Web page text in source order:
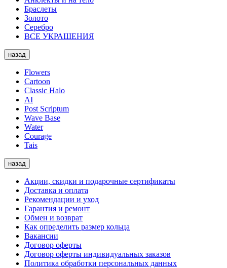
Браслеты
Золото
Серебро
ВСЕ УКРАШЕНИЯ
назад
Flowers
Cartoon
Classic Halo
AI
Post Scriptum
Wave Base
Water
Courage
Tais
назад
Акции, скидки и подарочные сертификаты
Доставка и оплата
Рекомендации и уход
Гарантия и ремонт
Обмен и возврат
Как определить размер кольца
Вакансии
Договор оферты
Договор оферты индивидуальных заказов
Политика обработки персональных данных